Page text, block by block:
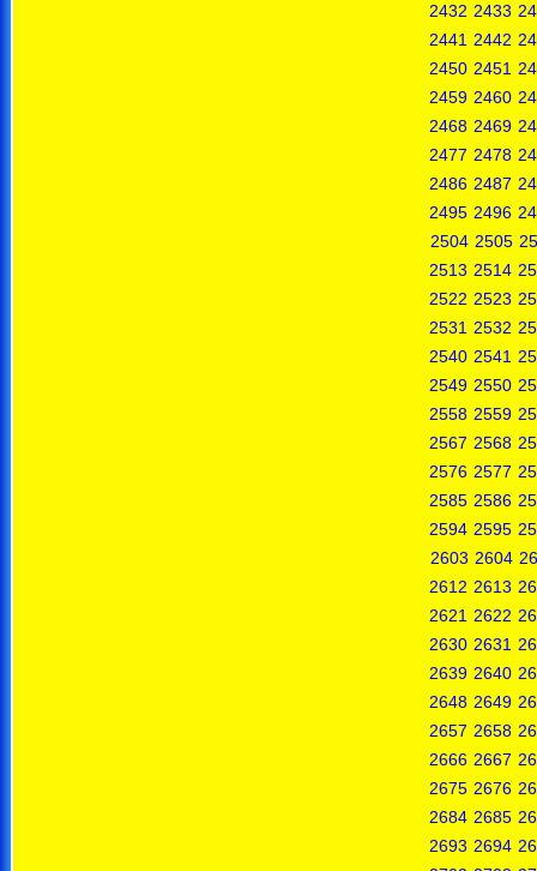
2432 2433
2441 2442
2450 2451
2459 2460
2468 2469
2477 2478
2486 2487
2495 2496
2504 2505
2513 2514
2522 2523
2531 2532
2540 2541
2549 2550
2558 2559
2567 2568
2576 2577
2585 2586
2594 2595
2603 2604
2612 2613
2621 2622
2630 2631
2639 2640
2648 2649
2657 2658
2666 2667
2675 2676
2684 2685
2693 2694